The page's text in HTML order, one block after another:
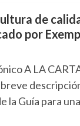
de
por
A LA
la Guía para una